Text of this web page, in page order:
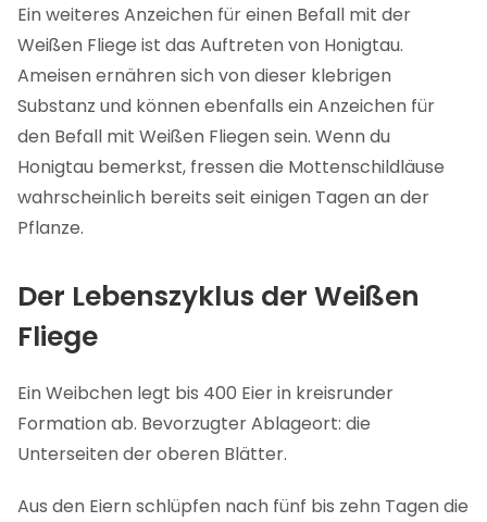
Ein weiteres Anzeichen für einen Befall mit der
Weißen Fliege ist das Auftreten von Honigtau.
Ameisen ernähren sich von dieser klebrigen
Substanz und können ebenfalls ein Anzeichen für
den Befall mit Weißen Fliegen sein. Wenn du
Honigtau bemerkst, fressen die Mottenschildläuse
wahrscheinlich bereits seit einigen Tagen an der
Pflanze.
Der Lebenszyklus der Weißen
Fliege
Ein Weibchen legt bis 400 Eier in kreisrunder
Formation ab. Bevorzugter Ablageort: die
Unterseiten der oberen Blätter.
Aus den Eiern schlüpfen nach fünf bis zehn Tagen die